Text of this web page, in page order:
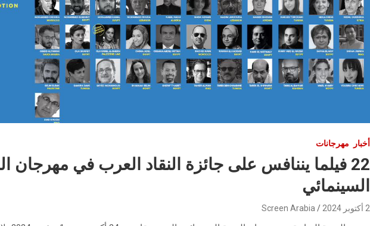
أخبار مهرجانات
22 فيلما يننافس على جائزة النقاد العرب في مهرجان
السينمائي
2 أكتوبر 2024 Screen Arabia